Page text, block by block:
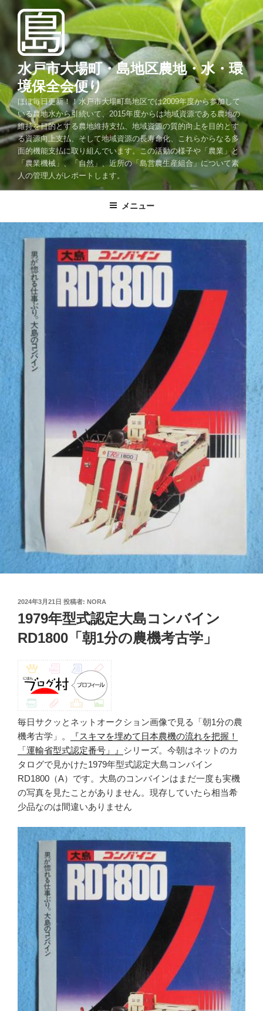
ス
キ
ッ
プ
水戸市大場町・島地区農地・水・環
境保全会便り
ほぼ毎日更新！！水戸市大場町島地区では2009年度から参加して
いる農地水から引続いて、2015年度からは地域資源である農地の
維持を目的とする農地維持支払、地域資源の質的向上を目的とす
る資源向上支払、そして地域資源の長寿命化、これらからなる多
面的機能支払に取り組んでいます。この活動の様子や「農業」と
「農業機械」、「自然」、近所の「島営農生産組合」について素
人の管理人がレポートします。
メニュー
投
日:
2024年3月21日 投稿者: NORA
1979年型式認定大島コンバイン
RD1800「朝1分の農機考古学」
毎日サクッとネットオークション画像で見る「朝1分の農
機考古学」。
『スキマを埋めて日本農機の流れを把握！
「運輸省型式認定番号」』 シリーズ。今朝はネットのカ
タログで見かけた1979年型式認定大島コンバイン
RD1800（A）です。大島のコンバインはまだ一度も実機
の写真を見たことがありません。現存していたら相当希
少品なのは間違いありません